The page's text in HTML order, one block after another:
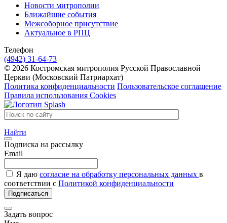
Новости митрополии
Ближайшие события
Межсоборное присутствие
Актуальное в РПЦ
Телефон
(4942) 31-64-73
© 2026 Костромская митрополия Русской Православной
Церкви (Московский Патриархат)
Политика конфиденциальности Пользовательское соглашение
Правила использования Cookies
Найти
Подписка на рассылку
Email
Я даю согласие на обработку персональных данных в
соответствии с Политикой конфиденциальности
Подписаться
Задать вопрос